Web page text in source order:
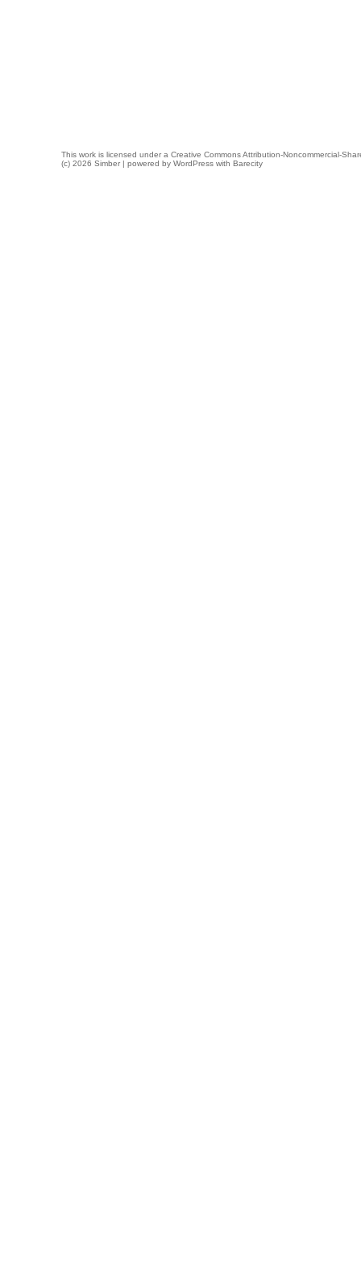
This work is licensed under a Creative Commons Attribution-Noncommercial-
(c) 2026 Simber | powered by WordPress with Barecity